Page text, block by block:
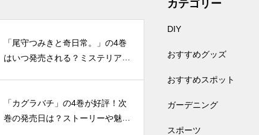
「尾守つみきと奇日常。」の4巻
はいつ発売される？ミステリアス
「カグラバチ」の4巻が好評！次
巻の発売日は？ストーリーや魅力
カテゴリー
DIY
おすすめグッズ
おすすめスポット
ガーデニング
スポーツ